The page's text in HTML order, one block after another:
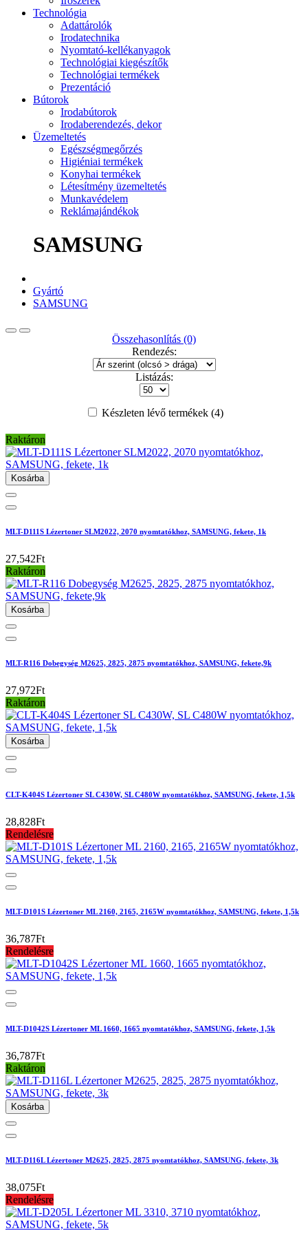
Technológia
Adattárolók
Irodatechnika
Nyomtató-kellékanyagok
Technológiai kiegészítők
Technológiai termékek
Prezentáció
Bútorok
Irodabútorok
Irodaberendezés, dekor
Üzemeltetés
Egészségmegőrzés
Higiéniai termékek
Konyhai termékek
Létesítmény üzemeltetés
Munkavédelem
Reklámajándékok
SAMSUNG
Gyártó
SAMSUNG
Összehasonlítás (0)
Rendezés:
Listázás:
Készleten lévő termékek (4)
Raktáron
Kosárba
MLT-D111S Lézertoner SLM2022, 2070 nyomtatókhoz, SAMSUNG, fekete, 1k
27,542Ft
Raktáron
Kosárba
MLT-R116 Dobegység M2625, 2825, 2875 nyomtatókhoz, SAMSUNG, fekete,9k
27,972Ft
Raktáron
Kosárba
CLT-K404S Lézertoner SL C430W, SL C480W nyomtatókhoz, SAMSUNG, fekete, 1,5k
28,828Ft
Rendelésre
MLT-D101S Lézertoner ML 2160, 2165, 2165W nyomtatókhoz, SAMSUNG, fekete, 1,5k
36,787Ft
Rendelésre
MLT-D1042S Lézertoner ML 1660, 1665 nyomtatókhoz, SAMSUNG, fekete, 1,5k
36,787Ft
Raktáron
Kosárba
MLT-D116L Lézertoner M2625, 2825, 2875 nyomtatókhoz, SAMSUNG, fekete, 3k
38,075Ft
Rendelésre